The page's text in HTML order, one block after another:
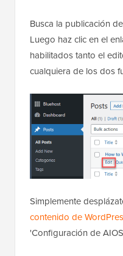
Busca la publicación
Luego haz clic en el
habilitados tanto el
cualquiera de los dos
Simplemente
contenido de
'Configuración de